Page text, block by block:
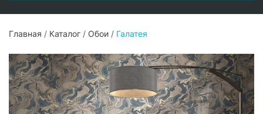
Главная / Каталог / Обои / Галатея